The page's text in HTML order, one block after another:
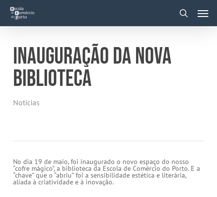
main
INAUGURAÇÃO DA NOVA
BIBLIOTECA
Notícias
No dia 19 de maio, foi inaugurado o novo espaço do nosso
“cofre mágico”, a biblioteca da Escola de Comércio do Porto. E a
“chave” que o “abriu” foi a sensibilidade estética e literária,
aliada à criatividade e à inovação.